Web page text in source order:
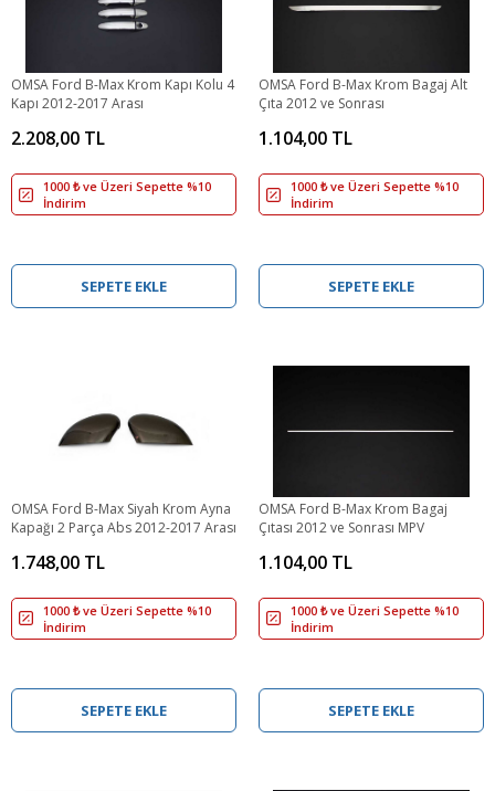
OMSA Ford B-Max Krom Kapı Kolu 4
Kapı 2012-2017 Arası
2.208,00 TL
1000 ₺ ve Üzeri Sepette %10
İndirim
SEPETE EKLE
OMSA Ford B-Max Krom Bagaj Alt
Çıta 2012 ve Sonrası
1.104,00 TL
1000 ₺ ve Üzeri Sepette %10
İndirim
SEPETE EKLE
OMSA Ford B-Max Siyah Krom Ayna
Kapağı 2 Parça Abs 2012-2017 Arası
1.748,00 TL
1000 ₺ ve Üzeri Sepette %10
İndirim
SEPETE EKLE
OMSA Ford B-Max Krom Bagaj
Çıtası 2012 ve Sonrası MPV
1.104,00 TL
1000 ₺ ve Üzeri Sepette %10
İndirim
SEPETE EKLE